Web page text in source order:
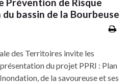
bassin de la Bourbeuse
des Territoires invite les
du projet PPRI : Plan
de la savoureuse et ses